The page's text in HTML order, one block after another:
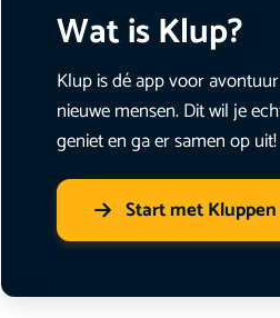
Wat is Klup?
Klup is dé app voor
nieuwe mensen. Dit wil je
geniet en ga er samen op uit!
Start met Kluppen